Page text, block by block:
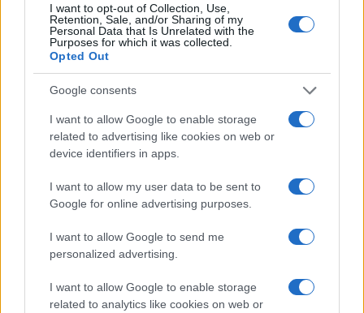
I want to opt-out of Collection, Use,
Retention, Sale, and/or Sharing of my
Personal Data that Is Unrelated with the
Purposes for which it was collected.
Opted Out
Google consents
I want to allow Google to enable storage
related to advertising like cookies on web or
device identifiers in apps.
I want to allow my user data to be sent to
Google for online advertising purposes.
I want to allow Google to send me
personalized advertising.
I want to allow Google to enable storage
related to analytics like cookies on web or
Continua a leggere